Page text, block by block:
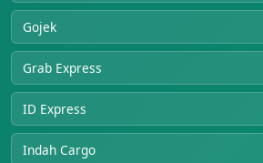
Gojek
Grab Express
ID Express
Indah Cargo